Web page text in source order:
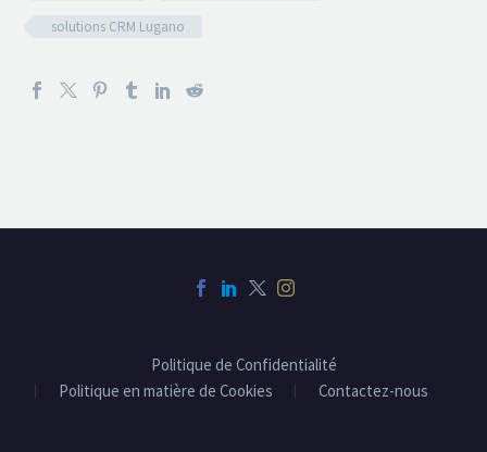
solutions CRM Lugano
Politique de Confidentialité
Politique en matière de Cookies
Contactez-nous